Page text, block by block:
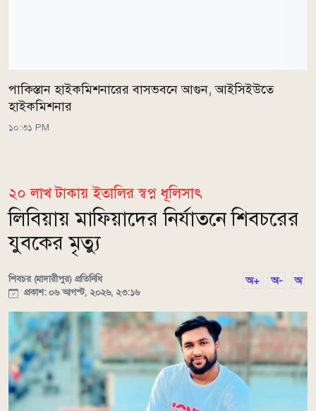
পাকিস্তান হাইকমিশনারের বাসভবনে আগুন, আইসিইউতে
হাইকমিশনার
১০:৩১ PM
২০ লাখ টাকায় ইতালির স্বপ্ন ধূলিসাৎ
লিবিয়ায় মাফিয়াদের নির্যাতনে শিবচরের
যুবকের মৃত্যু
শিবচর (মাদারীপুর) প্রতিনিধি
প্রকাশ: ০৬ আগস্ট, ২০২৬, ২৩:১৬
অ+ অ- অ